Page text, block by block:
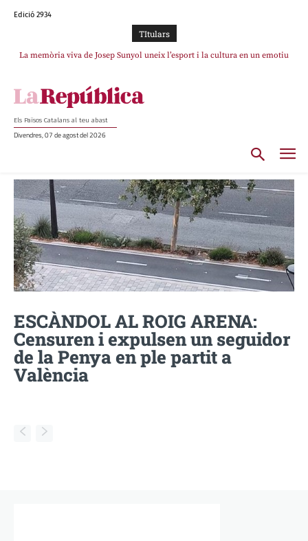
Edició 2934
TItulars
La memòria viva de Josep Sunyol uneix l’esport i la cultura en un emotiu
Els Països Catalans al teu abast
Divendres, 07 de agost del 2026
ESCÀNDOL AL ROIG ARENA:
Censuren i expulsen un seguidor
de la Penya en ple partit a
València